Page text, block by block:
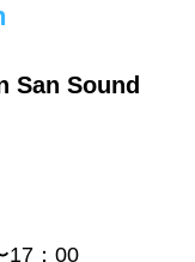
San Sound
17：00